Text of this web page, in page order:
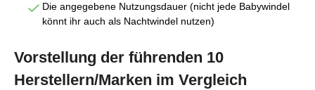
Die angegebene Nutzungsdauer (nicht jede Babywindel
könnt ihr auch als Nachtwindel nutzen)
Vorstellung der führenden 10
Herstellern/Marken im Vergleich